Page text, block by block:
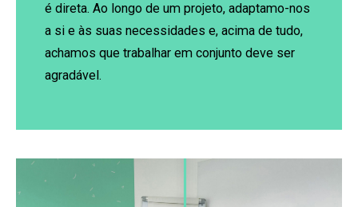
é direta. Ao longo de um projeto, adaptamo-nos
a si e às suas necessidades e, acima de tudo,
achamos que trabalhar em conjunto deve ser
agradável.